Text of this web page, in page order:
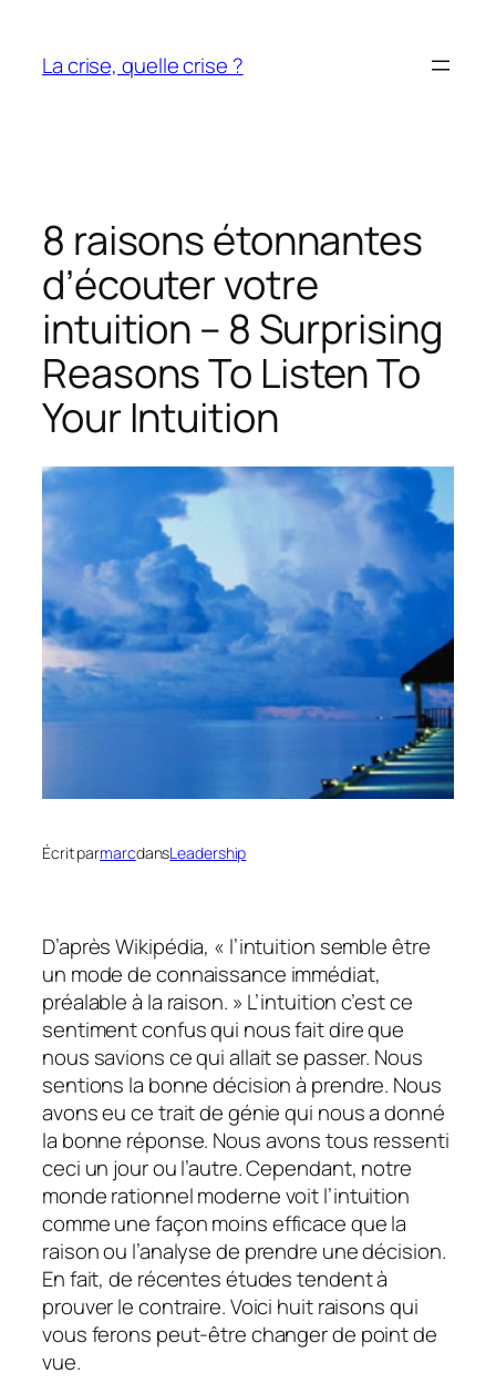
contenu
La crise, quelle crise ?
8 raisons étonnantes
d’écouter votre
intuition – 8 Surprising
Reasons To Listen To
Your Intuition
Écrit parmarcdansLeadership
D’après Wikipédia, « l’intuition semble être
un mode de connaissance immédiat,
préalable à la raison. » L’intuition c’est ce
sentiment confus qui nous fait dire que
nous savions ce qui allait se passer. Nous
sentions la bonne décision à prendre. Nous
avons eu ce trait de génie qui nous a donné
la bonne réponse. Nous avons tous ressenti
ceci un jour ou l’autre. Cependant, notre
monde rationnel moderne voit l’intuition
comme une façon moins efficace que la
raison ou l’analyse de prendre une décision.
En fait, de récentes études tendent à
prouver le contraire. Voici huit raisons qui
vous ferons peut-être changer de point de
vue.